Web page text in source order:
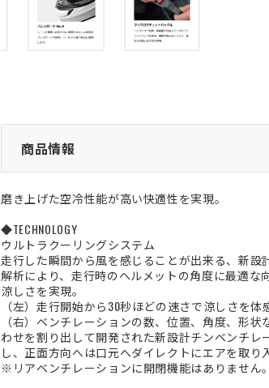
商品情報
磨き上げた空冷性能が高い快適性を実現。
◆TECHNOLOGY
ウルトラクーリングシステム
走行した瞬間から風を感じることが出来る、新設
解析により、走行時のヘルメットの角度に最適
涼しさを実現。
（左）走行開始から30秒ほどの速さで涼しさを体
（右）ベンチレーションの数、位置、角度、形
わせを割り出して開発された新設計チンベンチ
し、正面方向へは口元へダイレクトにエアを取り
※リアベンチレーションに開閉機能はありません。